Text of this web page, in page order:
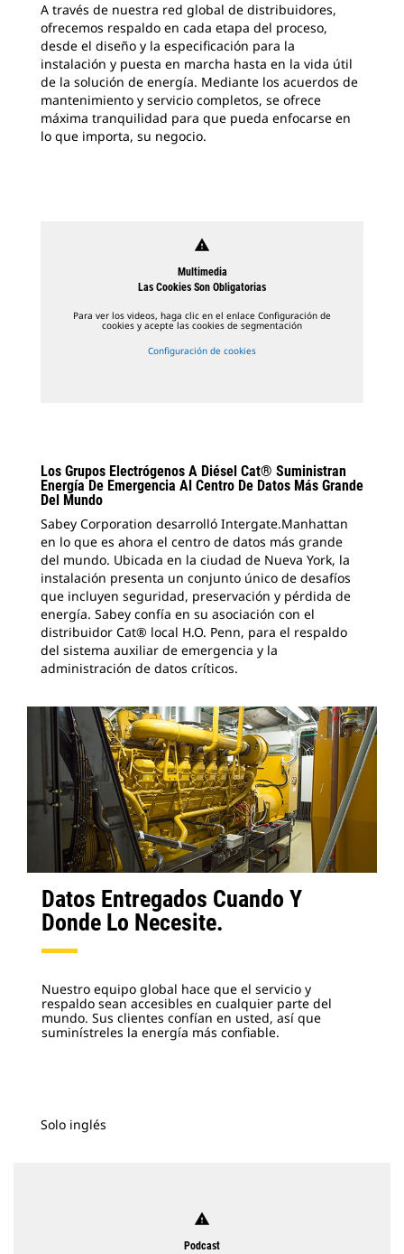
A través de nuestra red global de distribuidores,
ofrecemos respaldo en cada etapa del proceso,
desde el diseño y la especificación para la
instalación y puesta en marcha hasta en la vida útil
de la solución de energía. Mediante los acuerdos de
mantenimiento y servicio completos, se ofrece
máxima tranquilidad para que pueda enfocarse en
lo que importa, su negocio.
warning
Multimedia
Las Cookies Son Obligatorias
Para ver los videos, haga clic en el enlace Configuración de
cookies y acepte las cookies de segmentación
Configuración de cookies
Los Grupos Electrógenos A Diésel Cat® Suministran
Energía De Emergencia Al Centro De Datos Más Grande
Del Mundo
Sabey Corporation desarrolló Intergate.Manhattan
en lo que es ahora el centro de datos más grande
del mundo. Ubicada en la ciudad de Nueva York, la
instalación presenta un conjunto único de desafíos
que incluyen seguridad, preservación y pérdida de
energía. Sabey confía en su asociación con el
distribuidor Cat® local H.O. Penn, para el respaldo
del sistema auxiliar de emergencia y la
administración de datos críticos.
Datos Entregados Cuando Y
Donde Lo Necesite.
Nuestro equipo global hace que el servicio y
respaldo sean accesibles en cualquier parte del
mundo. Sus clientes confían en usted, así que
suminístreles la energía más confiable.
Solo inglés
warning
Podcast